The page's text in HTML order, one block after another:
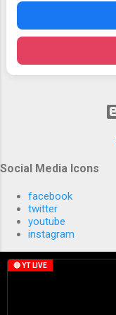
Social Media Icons
facebook
twitter
youtube
instagram
🔴 YT LIVE